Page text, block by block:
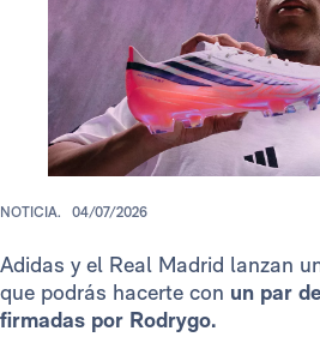
NOTICIA. 04/07/2026
Adidas y el Real Madrid lanzan
que podrás hacerte con un par
firmadas por Rodrygo.